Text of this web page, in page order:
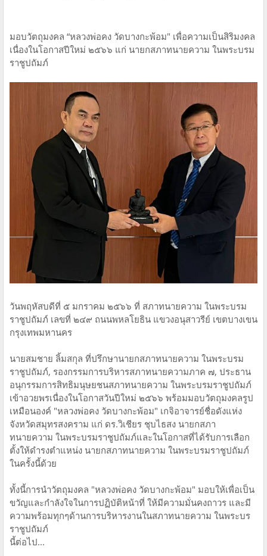
มอบวัตถุมงคล “หลวงพ่อคง วัดบางกะพ้อม" เพื่อความเป็นสิริมงคล
เนื่องในโอกาสปีใหม่ ๒๕๖๖ แก่ นายกสภาทนายความ ในพระบรม
ราชูปถัมภ์
วันพฤหัสบดีที่ ๕ มกราคม ๒๕๖๖ ที่ สภาทนายความ ในพระบรม
ราชูปถัมภ์ เลขที่ ๒๔๙ ถนนพหลโยธิน แขวงอนุสาวรีย์ เขตบางเขน
กรุงเทพมหานคร
นายสมชาย ลิ้มสกุล ที่ปรึกษานายกสภาทนายความ ในพระบรม
ราชูปถัมภ์, รองกรรมการบริหารสภาทนายความภาค ๗, ประธาน
อนุกรรมการสิทธิมนุษยชนสภาทนายความ ในพระบรมราชูปถัมภ์
เข้าอวยพรเนื่องในโอกาสวันปีใหม่ ๒๕๖๖ พร้อมมอบวัตถุมงคลรูป
เหมือนองค์ "หลวงพ่อคง วัดบางกะพ้อม" เกจิอาจารย์ชื่อดังแห่ง
จังหวัดสมุทรสงคราม แก่ ดร.วิเชียร ชุบไธสง นายกสภา
ทนายความ ในพระบรมราชูปถัมภ์และในโอกาสที่ได้รับการเลือก
ตั้งให้ดำรงตำแหน่ง นายกสภาทนายความ ในพระบรมราชูปถัมภ์
ในครั้งนี้ด้วย
ทั้งนี้การนำวัตถุมงคล "หลวงพ่อคง วัดบางกะพ้อม" มอบให้เพื่อเป็น
ขวัญและกำลังใจในการปฏิบัติหน้าที่ ให้มีความมั่นคงถาวร และมี
ความพร้อมทุกๆด้านการบริหารงานในสภาทนายความ ในพระบร
ราชูปถัมภ์
นี้ต่อไป...